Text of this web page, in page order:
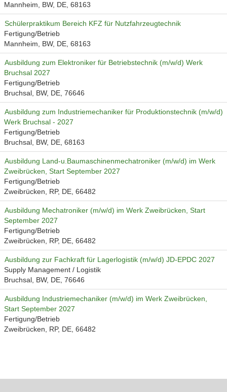
Mannheim, BW, DE, 68163
Schülerpraktikum Bereich KFZ für Nutzfahrzeugtechnik
Fertigung/Betrieb
Mannheim, BW, DE, 68163
Ausbildung zum Elektroniker für Betriebstechnik (m/w/d) Werk
Bruchsal 2027
Fertigung/Betrieb
Bruchsal, BW, DE, 76646
Ausbildung zum Industriemechaniker für Produktionstechnik (m/w/d)
Werk Bruchsal - 2027
Fertigung/Betrieb
Bruchsal, BW, DE, 68163
Ausbildung Land-u.Baumaschinenmechatroniker (m/w/d) im Werk
Zweibrücken, Start September 2027
Fertigung/Betrieb
Zweibrücken, RP, DE, 66482
Ausbildung Mechatroniker (m/w/d) im Werk Zweibrücken, Start
September 2027
Fertigung/Betrieb
Zweibrücken, RP, DE, 66482
Ausbildung zur Fachkraft für Lagerlogistik (m/w/d) JD-EPDC 2027
Supply Management / Logistik
Bruchsal, BW, DE, 76646
Ausbildung Industriemechaniker (m/w/d) im Werk Zweibrücken,
Start September 2027
Fertigung/Betrieb
Zweibrücken, RP, DE, 66482